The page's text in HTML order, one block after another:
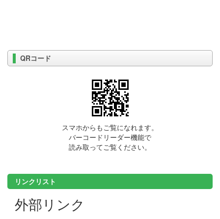
QRコード
スマホからもご覧になれます。
バーコードリーダー機能で
読み取ってご覧ください。
リンクリスト
外部リンク